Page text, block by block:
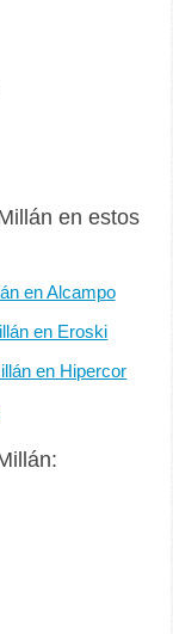
en estos
en Alcampo
en Eroski
en Hipercor